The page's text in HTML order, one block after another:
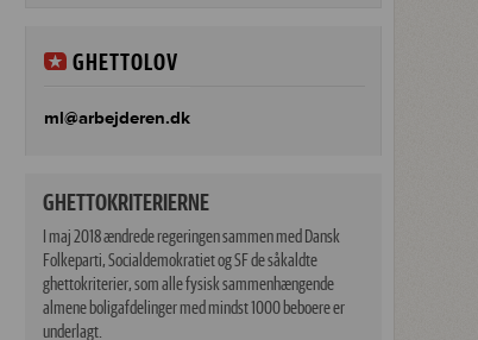
GHETTOLOV
ml@arbejderen.dk
GHETTOKRITERIERNE
I maj 2018 ændrede regeringen sammen med Dansk
Folkeparti, Socialdemokratiet og SF de såkaldte
ghettokriterier, som alle fysisk sammenhængende
almene boligafdelinger med mindst 1000 beboere er
underlagt.